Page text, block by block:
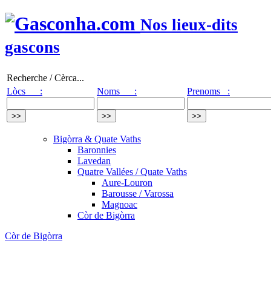
Nos lieux-dits
gascons
Recherche / Cèrca...
Lòcs :
Noms : Prenoms :
Bigòrra & Quate Vaths
Baronnies
Lavedan
Quatre Vallées / Quate Vaths
Aure-Louron
Barousse / Varossa
Magnoac
Còr de Bigòrra
Còr de Bigòrra